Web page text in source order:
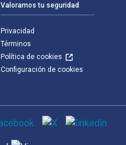
Valoramos tu seguridad
Privacidad
Términos
Política de cookies
Configuración de cookies